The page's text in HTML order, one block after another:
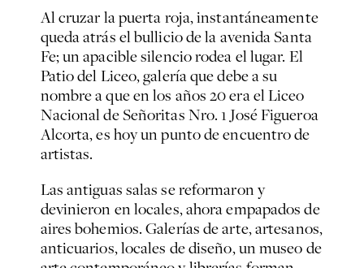
Al cruzar la puerta roja, instantáneamente
queda atrás el bullicio de la avenida Santa
Fe; un apacible silencio rodea el lugar. El
Patio del Liceo, galería que debe a su
nombre a que en los años 20 era el Liceo
Nacional de Señoritas Nro. 1 José Figueroa
Alcorta, es hoy un punto de encuentro de
artistas.
Las antiguas salas se reformaron y
devinieron en locales, ahora empapados de
aires bohemios. Galerías de arte, artesanos,
anticuarios, locales de diseño, un museo de